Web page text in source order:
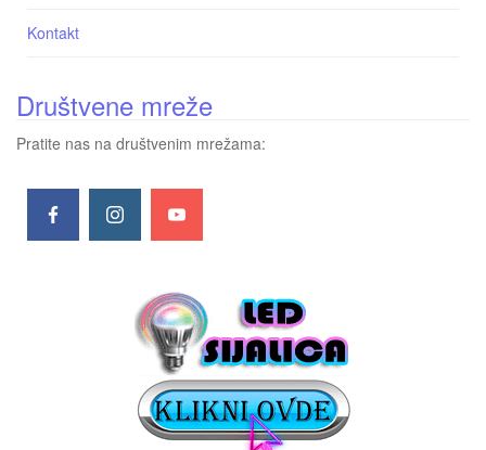
Kontakt
Društvene mreže
Pratite nas na društvenim mrežama: